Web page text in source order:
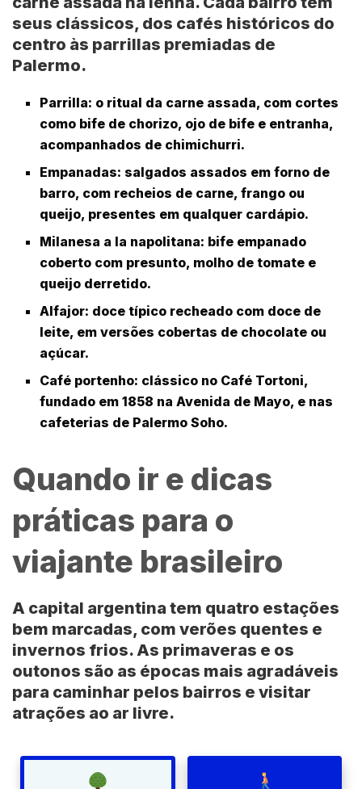
seus clássicos, dos cafés históricos do
centro às parrillas premiadas de
Palermo.
Parrilla: o ritual da carne assada, com cortes
como bife de chorizo, ojo de bife e entranha,
acompanhados de chimichurri.
Empanadas: salgados assados em forno de
barro, com recheios de carne, frango ou
queijo, presentes em qualquer cardápio.
Milanesa a la napolitana: bife empanado
coberto com presunto, molho de tomate e
queijo derretido.
Alfajor: doce típico recheado com doce de
leite, em versões cobertas de chocolate ou
açúcar.
Café portenho: clássico no Café Tortoni,
fundado em 1858 na Avenida de Mayo, e nas
cafeterias de Palermo Soho.
Quando ir e dicas
práticas para o
viajante brasileiro
A capital argentina tem quatro estações
bem marcadas, com verões quentes e
invernos frios. As primaveras e os
outonos são as épocas mais agradáveis
para caminhar pelos bairros e visitar
atrações ao ar livre.